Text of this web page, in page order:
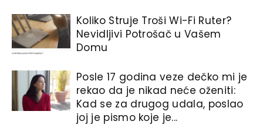
Koliko Struje Troši Wi-Fi Ruter?
Nevidljivi Potrošač u Vašem
Domu
Posle 17 godina veze dečko mi je
rekao da je nikad neće oženiti:
Kad se za drugog udala, poslao
joj je pismo koje je...